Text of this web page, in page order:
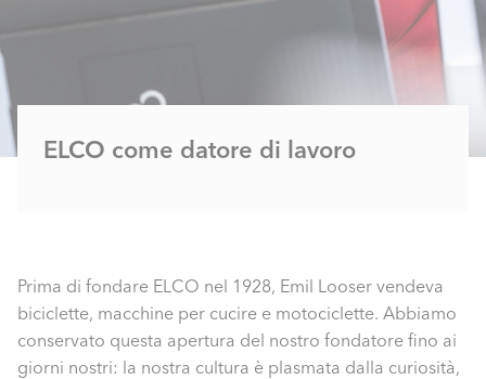
ELCO come datore di lavoro
Prima di fondare ELCO nel 1928, Emil Looser vendeva
biciclette, macchine per cucire e motociclette. Abbiamo
conservato questa apertura del nostro fondatore fino ai
giorni nostri: la nostra cultura è plasmata dalla curiosità,